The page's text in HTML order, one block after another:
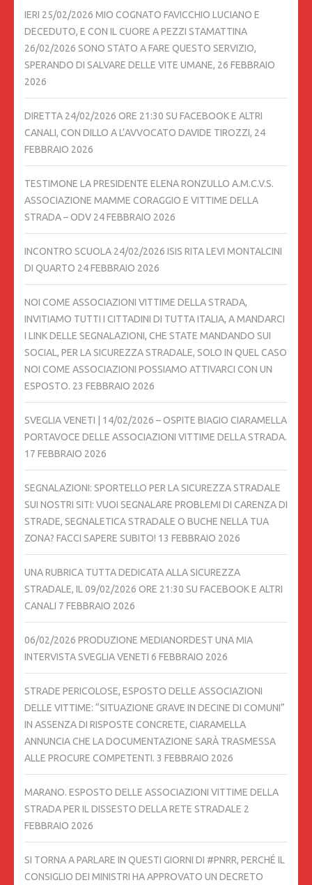
IERI 25/02/2026 MIO COGNATO FAVICCHIO LUCIANO E
DECEDUTO, E CON IL CUORE A PEZZI STAMATTINA
26/02/2026 SONO STATO A FARE QUESTO SERVIZIO,
SPERANDO DI SALVARE DELLE VITE UMANE, 26 FEBBRAIO
2026
DIRETTA 24/02/2026 ORE 21:30 SU FACEBOOK E ALTRI
CANALI, CON DILLO A L’AVVOCATO DAVIDE TIROZZI, 24
FEBBRAIO 2026
TESTIMONE LA PRESIDENTE ELENA RONZULLO A.M.C.V.S.
ASSOCIAZIONE MAMME CORAGGIO E VITTIME DELLA
STRADA – ODV 24 FEBBRAIO 2026
INCONTRO SCUOLA 24/02/2026 ISIS RITA LEVI MONTALCINI
DI QUARTO 24 FEBBRAIO 2026
NOI COME ASSOCIAZIONI VITTIME DELLA STRADA,
INVITIAMO TUTTI I CITTADINI DI TUTTA ITALIA, A MANDARCI
I LINK DELLE SEGNALAZIONI, CHE STATE MANDANDO SUI
SOCIAL, PER LA SICUREZZA STRADALE, SOLO IN QUEL CASO
NOI COME ASSOCIAZIONI POSSIAMO ATTIVARCI CON UN
ESPOSTO. 23 FEBBRAIO 2026
SVEGLIA VENETI | 14/02/2026 – OSPITE BIAGIO CIARAMELLA
PORTAVOCE DELLE ASSOCIAZIONI VITTIME DELLA STRADA.
17 FEBBRAIO 2026
SEGNALAZIONI: SPORTELLO PER LA SICUREZZA STRADALE
SUI NOSTRI SITI: VUOI SEGNALARE PROBLEMI DI CARENZA DI
STRADE, SEGNALETICA STRADALE O BUCHE NELLA TUA
ZONA? FACCI SAPERE SUBITO! 13 FEBBRAIO 2026
UNA RUBRICA TUTTA DEDICATA ALLA SICUREZZA
STRADALE, IL 09/02/2026 ORE 21:30 SU FACEBOOK E ALTRI
CANALI 7 FEBBRAIO 2026
06/02/2026 PRODUZIONE MEDIANORDEST UNA MIA
INTERVISTA SVEGLIA VENETI 6 FEBBRAIO 2026
STRADE PERICOLOSE, ESPOSTO DELLE ASSOCIAZIONI
DELLE VITTIME: “SITUAZIONE GRAVE IN DECINE DI COMUNI”
IN ASSENZA DI RISPOSTE CONCRETE, CIARAMELLA
ANNUNCIA CHE LA DOCUMENTAZIONE SARÀ TRASMESSA
ALLE PROCURE COMPETENTI. 3 FEBBRAIO 2026
MARANO. ESPOSTO DELLE ASSOCIAZIONI VITTIME DELLA
STRADA PER IL DISSESTO DELLA RETE STRADALE 2
FEBBRAIO 2026
SI TORNA A PARLARE IN QUESTI GIORNI DI #PNRR, PERCHÉ IL
CONSIGLIO DEI MINISTRI HA APPROVATO UN DECRETO